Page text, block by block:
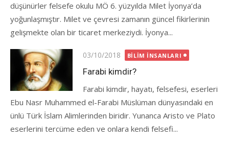
düşünürler felsefe okulu MÖ 6. yüzyılda Milet İyonya’da
yoğunlaşmıştır. Milet ve çevresi zamanın güncel fikirlerinin
gelişmekte olan bir ticaret merkeziydi. İyonya...
Posted
on
03/10/2018 BILIM İNSANLARI
Farabi kimdir?
Farabi kimdir, hayatı, felsefesi, eserleri
Ebu Nasr Muhammed el-Farabi Müslüman dünyasındaki en
ünlü Türk İslam Alimlerinden biridir. Yunanca Aristo ve Plato
eserlerini tercüme eden ve onlara kendi felsefi...